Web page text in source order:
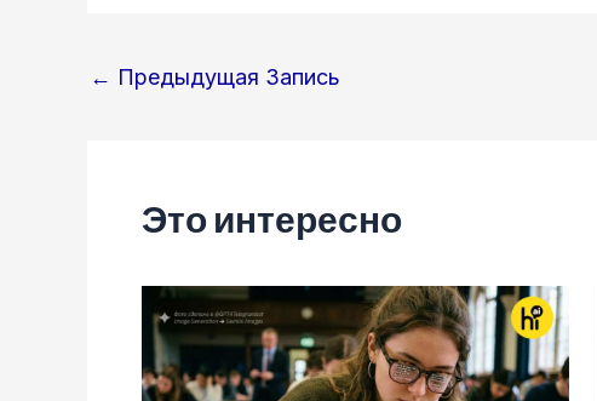
Навигация
← Предыдущая Запись
Это интересно